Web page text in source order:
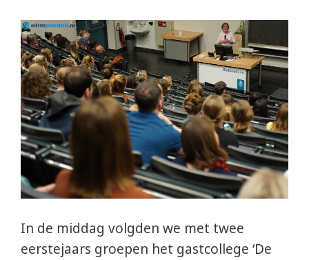
In de middag volgden we met twee
eerstejaars groepen het gastcollege ‘De